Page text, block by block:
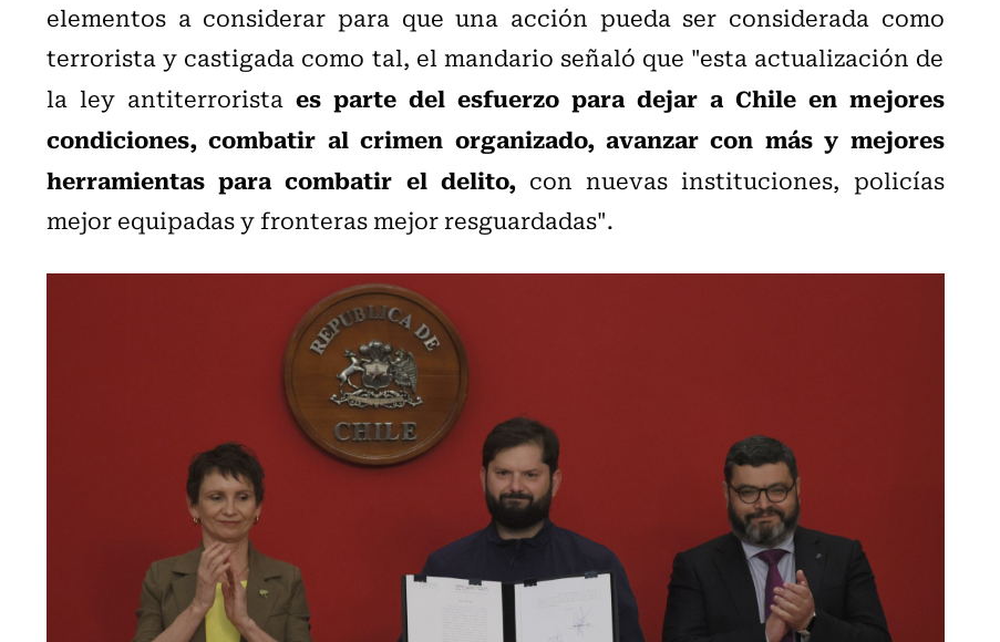
elementos a considerar para que una acción pueda ser considerada como
terrorista y castigada como tal, el mandario señaló que "esta actualización de
la ley antiterroristaes parte del esfuerzo para dejar a Chile en mejores
condiciones, combatir al crimen organizado, avanzar con más y mejores
herramientas para combatir el delito,con nuevas instituciones, policías
mejor equipadas y fronteras mejor resguardadas".